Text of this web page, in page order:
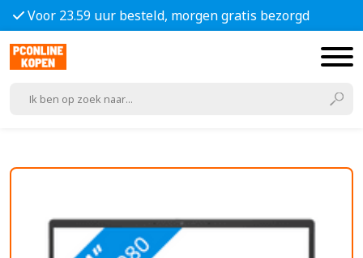
Voor 23.59 uur besteld, morgen gratis bezorgd